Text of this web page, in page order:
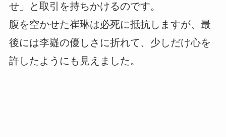
せ」と取引を持ちかけるのです。
腹を空かせた崔琳は必死に抵抗しますが、最
後には李嶷の優しさに折れて、少しだけ心を
許したようにも見えました。